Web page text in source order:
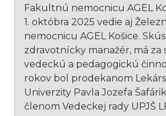
Fakultnú nemocnicu AGEL
1. októbra 2025 vedie aj
nemocnicu AGEL Košice.
zdravotnícky manažér, má za
vedeckú a pedagogickú
rokov bol prodekanom
Univerzity Pavla Jozefa
členom Vedeckej rady UPJŠ